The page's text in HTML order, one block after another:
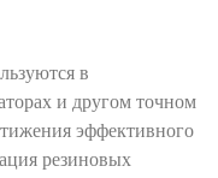
в
и другом точном
эффективного
резиновых